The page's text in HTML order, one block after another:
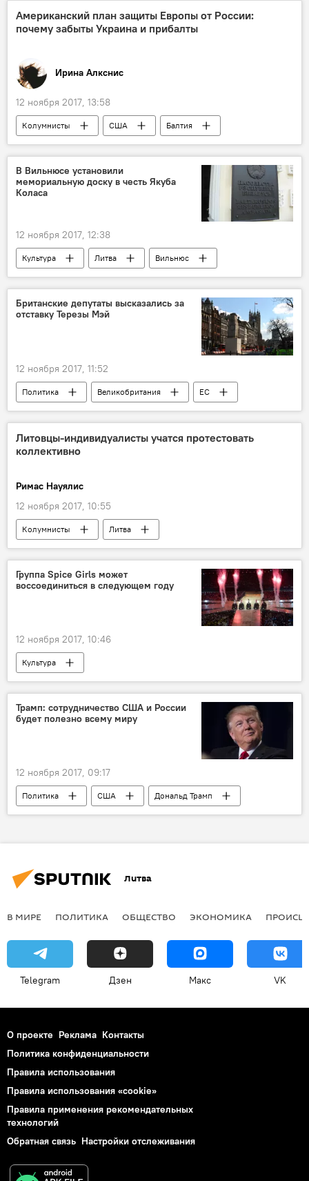
Американский план защиты Европы от России:
почему забыты Украина и прибалты
Ирина Алкснис
12 ноября 2017, 13:58
Колумнисты США
Балтия
НАТО
В Вильнюсе установили
мемориальную доску в честь Якуба
Коласа
12 ноября 2017, 12:38
Культура Литва
Вильнюс
Белоруссия
Британские депутаты высказались за
отставку Терезы Мэй
12 ноября 2017, 11:52
Политика Великобритания
ЕС
Тереза Мэй
Brexit
Литовцы-индивидуалисты учатся протестовать
коллективно
Римас Науялис
12 ноября 2017, 10:55
Колумнисты Литва
Группа Spice Girls может
воссоединиться в следующем году
12 ноября 2017, 10:46
Культура
Трамп: сотрудничество США и России
будет полезно всему миру
12 ноября 2017, 09:17
Политика США
Дональд Трамп
Владимир Путин
"Исламское государство"
Литва
В МИРЕ ПОЛИТИКА ОБЩЕСТВО ЭКОНОМИКА
Telegram Дзен Макс VK
О проекте Реклама Контакты
Политика конфиденциальности
Правила использования
Правила использования «cookie»
Правила применения рекомендательных
технологий
Обратная связь Настройки отслеживания